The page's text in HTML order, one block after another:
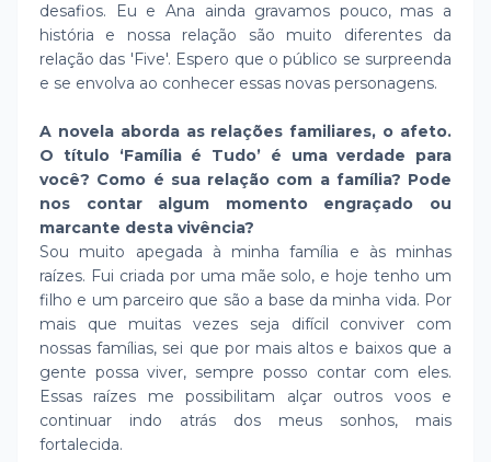
desafios. Eu e Ana ainda gravamos pouco, mas a
história e nossa relação são muito diferentes da
relação das 'Five'. Espero que o público se surpreenda
e se envolva ao conhecer essas novas personagens.
A novela aborda as relações familiares, o afeto.
O título ‘Família é Tudo’ é uma verdade para
você? Como é sua relação com a família? Pode
nos contar algum momento engraçado ou
marcante desta vivência?
Sou muito apegada à minha família e às minhas
raízes. Fui criada por uma mãe solo, e hoje tenho um
filho e um parceiro que são a base da minha vida. Por
mais que muitas vezes seja difícil conviver com
nossas famílias, sei que por mais altos e baixos que a
gente possa viver, sempre posso contar com eles.
Essas raízes me possibilitam alçar outros voos e
continuar indo atrás dos meus sonhos, mais
fortalecida.